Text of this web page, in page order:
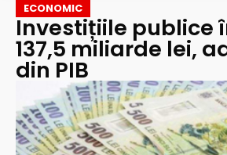
ECONOMIC
Investițiile publice
137,5 miliarde lei,
din PIB